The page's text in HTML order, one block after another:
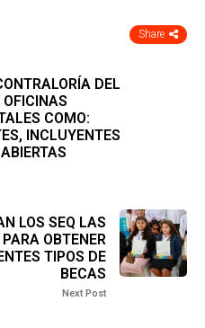
Share
DEL
COMO:
INCLUYENTES
LOS SEQ LAS
OBTENER
TIPOS DE
BECAS
Next Post